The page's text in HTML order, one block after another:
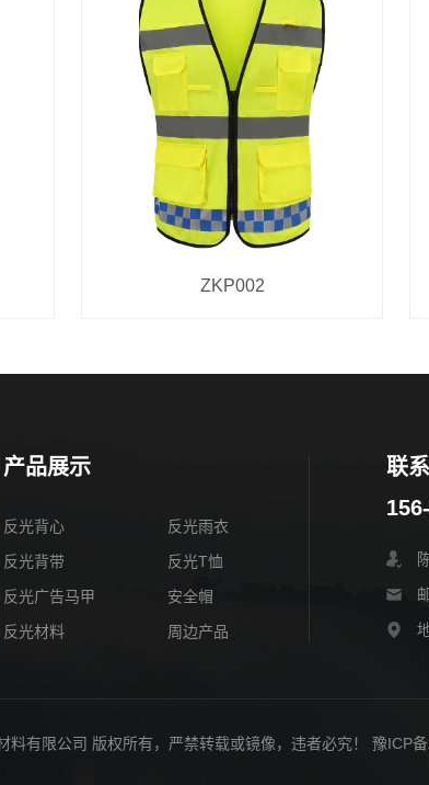
ZKP002
产品展示
反光背心
反光雨衣
反光背带
反光T恤
反光广告马甲
安全帽
反光材料
周边产品
联
有限公司 版权所有，严禁转载或镜像，违者必究！ 豫ICP